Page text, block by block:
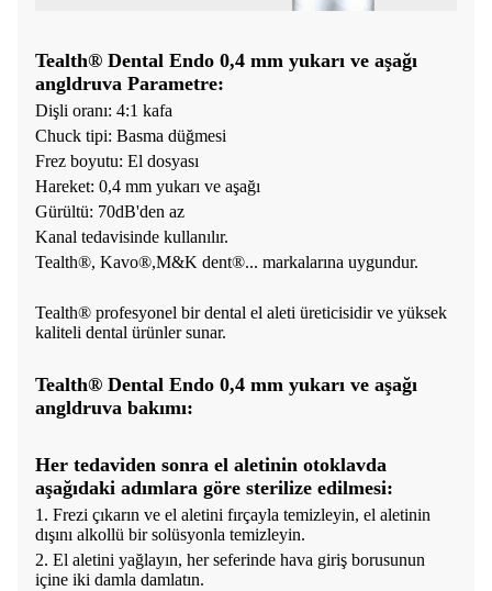
Tealth® Dental Endo 0,4 mm yukarı ve aşağı
angldruva Parametre:
Dişli oranı: 4:1 kafa
Chuck tipi: Basma düğmesi
Frez boyutu: El dosyası
Hareket: 0,4 mm yukarı ve aşağı
Gürültü: 70dB'den az
Kanal tedavisinde kullanılır.
Tealth®, Kavo®,M&K dent®... markalarına uygundur.
Tealth® profesyonel bir dental el aleti üreticisidir ve yüksek
kaliteli dental ürünler sunar.
Tealth® Dental Endo 0,4 mm yukarı ve aşağı
angldruva bakımı:
Her tedaviden sonra el aletinin otoklavda
aşağıdaki adımlara göre sterilize edilmesi:
1. Frezi çıkarın ve el aletini fırçayla temizleyin, el aletinin
dışını alkollü bir solüsyonla temizleyin.
2. El aletini yağlayın, her seferinde hava giriş borusunun
içine iki damla damlatın.